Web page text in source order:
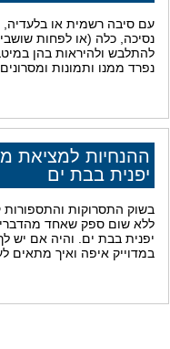
עם סיבה רשמית או בלעדיה,
נסיכה, כלה (או לפחות
להתלבש ולהיראות בהן
נפרד ממנו ותמונות ומסרונים
ההנחיות למציאת
יפנית בבת ים
בשוק התסרוקות והתספורות
ללא שום ספק שאחד
יפנית בבת ים. והיה אם יש
במדוייק איפה ואיך מתאים